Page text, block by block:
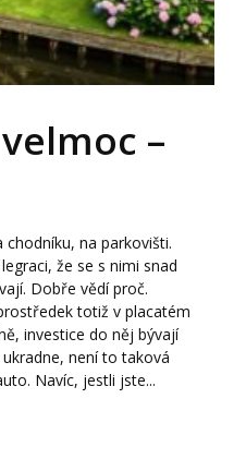
–
chodníku, na parkovišti.
že se s nimi snad
Dobře vědí proč.
totiž v placatém
investice do něj bývají
není to taková
Navíc, jestli jste...